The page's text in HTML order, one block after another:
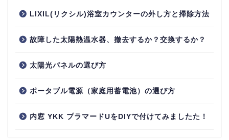
LIXIL(リクシル)浴室カウンターの外し方と掃除方法
故障した太陽熱温水器、撤去するか？交換するか？
太陽光パネルの選び方
ポータブル電源（家庭用蓄電池）の選び方
内窓 YKK プラマードUをDIYで付けてみましたた！